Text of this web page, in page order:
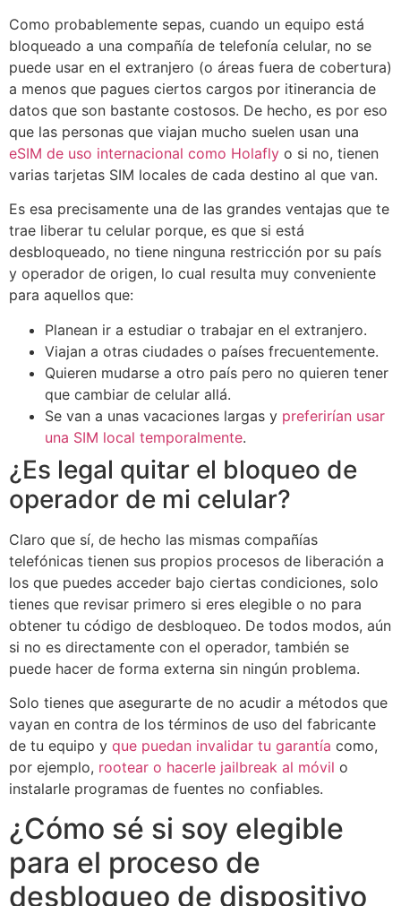
Como probablemente sepas, cuando un equipo está
bloqueado a una compañía de telefonía celular, no se
puede usar en el extranjero (o áreas fuera de cobertura)
a menos que pagues ciertos cargos por itinerancia de
datos que son bastante costosos. De hecho, es por eso
que las personas que viajan mucho suelen usan una
eSIM de uso internacional como Holafly o si no, tienen
varias tarjetas SIM locales de cada destino al que van.
Es esa precisamente una de las grandes ventajas que te
trae liberar tu celular porque, es que si está
desbloqueado, no tiene ninguna restricción por su país
y operador de origen, lo cual resulta muy conveniente
para aquellos que:
Planean ir a estudiar o trabajar en el extranjero.
Viajan a otras ciudades o países frecuentemente.
Quieren mudarse a otro país pero no quieren tener
que cambiar de celular allá.
Se van a unas vacaciones largas y preferirían usar
una SIM local temporalmente.
¿Es legal quitar el bloqueo de
operador de mi celular?
Claro que sí, de hecho las mismas compañías
telefónicas tienen sus propios procesos de liberación a
los que puedes acceder bajo ciertas condiciones, solo
tienes que revisar primero si eres elegible o no para
obtener tu código de desbloqueo. De todos modos, aún
si no es directamente con el operador, también se
puede hacer de forma externa sin ningún problema.
Solo tienes que asegurarte de no acudir a métodos que
vayan en contra de los términos de uso del fabricante
de tu equipo y que puedan invalidar tu garantía como,
por ejemplo, rootear o hacerle jailbreak al móvil o
instalarle programas de fuentes no confiables.
¿Cómo sé si soy elegible
para el proceso de
desbloqueo de dispositivo